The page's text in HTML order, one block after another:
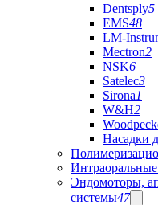
Dentsply5
EMS48
LM-
Mectron2
NSK6
Satelec3
Sirona1
W&H2
Насадки
Эндомоторы,
системы47